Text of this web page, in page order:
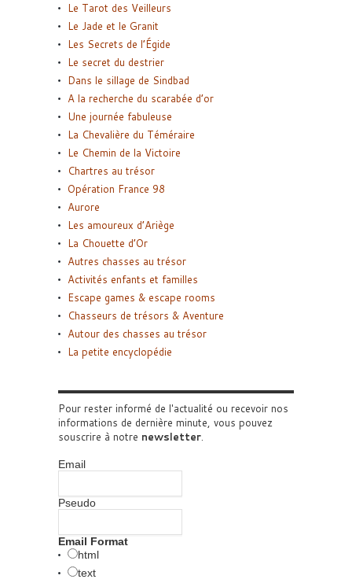
Le Tarot des Veilleurs
Le Jade et le Granit
Les Secrets de l’Égide
Le secret du destrier
Dans le sillage de Sindbad
A la recherche du scarabée d’or
Une journée fabuleuse
La Chevalière du Téméraire
Le Chemin de la Victoire
Chartres au trésor
Opération France 98
Aurore
Les amoureux d’Ariège
La Chouette d’Or
Autres chasses au trésor
Activités enfants et familles
Escape games & escape rooms
Chasseurs de trésors & Aventure
Autour des chasses au trésor
La petite encyclopédie
Pour rester informé de l'actualité ou recevoir nos
informations de dernière minute, vous pouvez
souscrire à notre newsletter.
Email
Pseudo
Email Format
html
text